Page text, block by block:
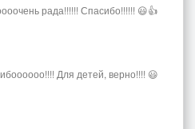
рада!!!!!! Спасибо!!!!!! 😃👍
Для детей, верно!!!! 😃